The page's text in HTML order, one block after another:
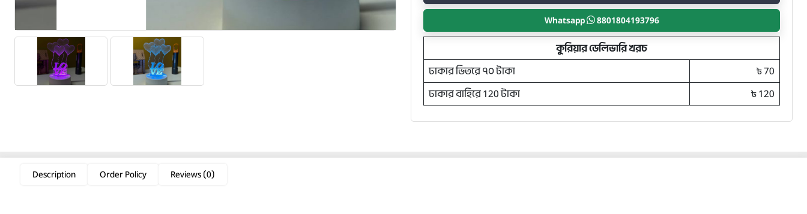
Whatsapp 8801804193796
কুরিয়ার ডেলিভারি খরচ
ঢাকার ভিতরে ৭০ টাকা
৳ 70
ঢাকার বাহিরে 120 টাকা
৳ 120
Description Order Policy Reviews (0)